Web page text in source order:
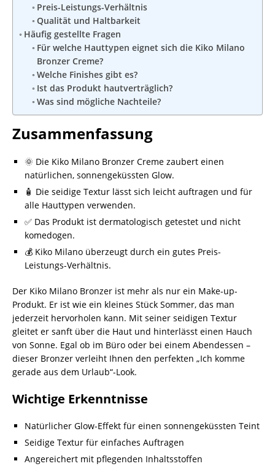
Preis-Leistungs-Verhältnis
Qualität und Haltbarkeit
Häufig gestellte Fragen
Für welche Hauttypen eignet sich die Kiko Milano
Bronzer Creme?
Welche Finishes gibt es?
Ist das Produkt hautverträglich?
Was sind mögliche Nachteile?
Zusammenfassung
🌞 Die Kiko Milano Bronzer Creme zaubert einen
natürlichen, sonnengeküssten Glow.
🧴 Die seidige Textur lässt sich leicht auftragen und für
alle Hauttypen verwenden.
✅ Das Produkt ist dermatologisch getestet und nicht
komedogen.
💰 Kiko Milano überzeugt durch ein gutes Preis-
Leistungs-Verhältnis.
Der Kiko Milano Bronzer ist mehr als nur ein Make-up-
Produkt. Er ist wie ein kleines Stück Sommer, das man
jederzeit hervorholen kann. Mit seiner seidigen Textur
gleitet er sanft über die Haut und hinterlässt einen Hauch
von Sonne. Egal ob im Büro oder bei einem Abendessen –
dieser Bronzer verleiht Ihnen den perfekten „Ich komme
gerade aus dem Urlaub“-Look.
Wichtige Erkenntnisse
Natürlicher Glow-Effekt für einen sonnengeküssten Teint
Seidige Textur für einfaches Auftragen
Angereichert mit pflegenden Inhaltsstoffen